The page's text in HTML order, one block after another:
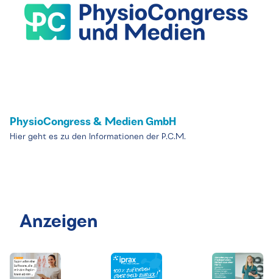
PhysioCongress & Medien GmbH
Hier geht es zu den Informationen der P.C.M.
Anzeigen